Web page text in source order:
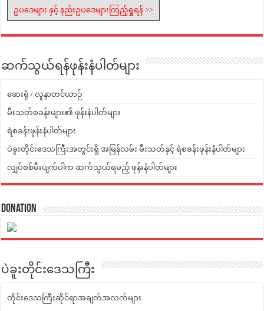
ဥပဒေများ နှင့် နည်းဥပဒေများကြည့်ရှုရန် >>
ဆက်သွယ်ရန်ဖုန်းနံပါတ်များ
ဆေးရုံ / လူနာတင်ယာဉ်
မီးသတ်စခန်းများ၏ ဖုန်းနံပါတ်များ
ရဲစခန်းဖုန်းနံပါတ်များ
ပဲခူးတိုင်းဒေသကြီးအတွင်းရှိ အမြန်လမ်း မီးသတ်နှင့် ရဲစခန်းဖုန်းနံပါတ်များ
လျှပ်စစ်မီးပျက်ပါက ဆက်သွယ်ရမည့် ဖုန်းနံပါတ်များ
Donation
ပဲခူးတိုင်းဒေသကြီး
တိုင်းဒေသကြီးဆိုင်ရာအချက်အလက်များ